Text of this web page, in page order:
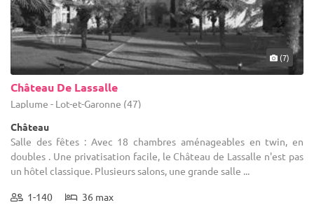
(7)
Château De Lassalle
Laplume - Lot-et-Garonne (47)
Château
Salle des fêtes : Avec 18 chambres aménageables en twin, en
doubles . Une privatisation facile, le Château de Lassalle n'est pas
un hôtel classique. Plusieurs salons, une grande salle ...
1-140 36 max